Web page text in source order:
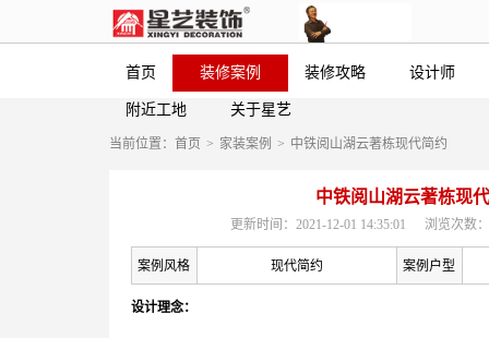
首页 装修案例 装修攻略 设计师
附近工地 关于星艺
当前位置： 首页 > 家装案例 > 中铁阅山湖云著栋现代简约
中铁阅山湖云著栋现
更新时间：2021-12-01 14:35:01 浏览次数
案例风格 现代简约 案例户型
设计理念：